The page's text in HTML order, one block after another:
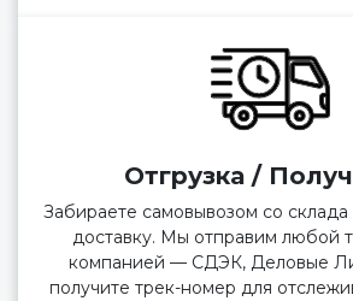
Отгрузка /
Забираете самовывозом со склада
доставку. Мы отправим любой
компанией — СДЭК, Деловые
получите трек-номер для